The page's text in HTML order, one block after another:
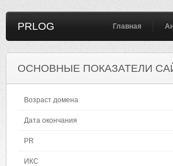
PRLOG Главная
ОСНОВНЫЕ ПОКАЗАТЕЛИ
Возраст домена
Дата окончания
PR
ИКС